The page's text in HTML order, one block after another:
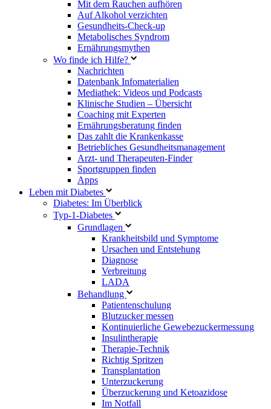
Mit dem Rauchen aufhören
Auf Alkohol verzichten
Gesundheits-Check-up
Metabolisches Syndrom
Ernährungsmythen
Wo finde ich Hilfe?
Nachrichten
Datenbank Infomaterialien
Mediathek: Videos und Podcasts
Klinische Studien – Übersicht
Coaching mit Experten
Ernährungsberatung finden
Das zahlt die Krankenkasse
Betriebliches Gesundheitsmanagement
Arzt- und Therapeuten-Finder
Sportgruppen finden
Apps
Leben mit Diabetes
Diabetes: Im Überblick
Typ-1-Diabetes
Grundlagen
Krankheitsbild und Symptome
Ursachen und Entstehung
Diagnose
Verbreitung
LADA
Behandlung
Patientenschulung
Blutzucker messen
Kontinuierliche Gewebezuckermessung
Insulintherapie
Therapie-Technik
Richtig Spritzen
Transplantation
Unterzuckerung
Überzuckerung und Ketoazidose
Im Notfall